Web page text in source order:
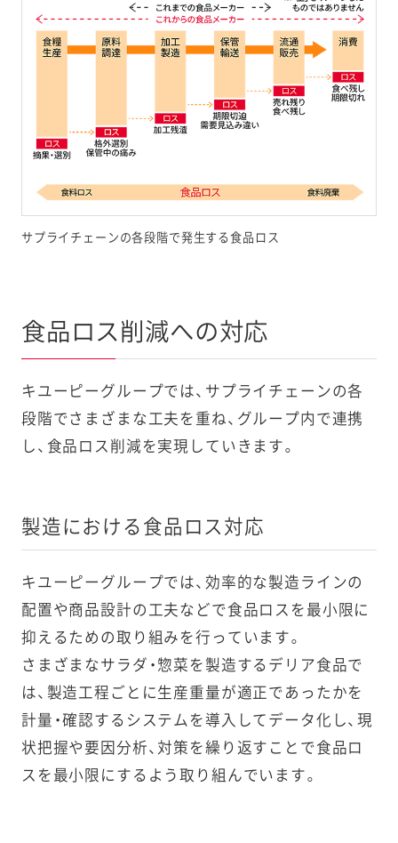
サプライチェーンの各段階で発生する食品ロス
食品ロス削減への対応
キユーピーグループでは、サプライチェーンの各
段階でさまざまな工夫を重ね、グループ内で連携
し、食品ロス削減を実現していきます。
製造における食品ロス対応
キユーピーグループでは、効率的な製造ラインの
配置や商品設計の工夫などで食品ロスを最小限に
抑えるための取り組みを行っています。
さまざまなサラダ・惣菜を製造するデリア食品で
は、製造工程ごとに生産重量が適正であったかを
計量・確認するシステムを導入してデータ化し、現
状把握や要因分析、対策を繰り返すことで食品ロ
スを最小限にするよう取り組んでいます。